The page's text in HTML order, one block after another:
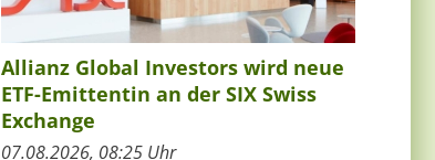
Allianz Global Investors wird neue
ETF-Emittentin an der SIX Swiss
Exchange
07.08.2026, 08:25 Uhr